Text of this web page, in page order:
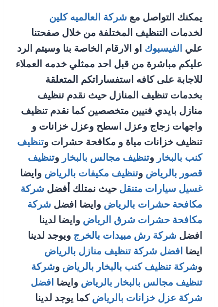
يمكنك التواصل مع شركة العالميه كلين
لخدمات التنظيف المختلفة من خلال صفحتنا
علي الفيسبوك او الارقام الخاصة بنا وسيتم الرد
عليكم مباشرة من قبل احد ممثلي خدمه العملاء
للاجابة على كافه استفساراتكم المتعلقة
بخدمات تنظيف المنازل حيث نقدم تنظيف
منازل بايدي فنيين متخصصين كما نقدم تنظيف
واجهات زجاج وعزل اسطح وعزل خزانات و
تنظيف خزانات مياة و مكافحة حشرات وتنظيف
كنب بالبخار وتنظيف مجالس بالبخار وتنظيف
قصور بالرياض وتنظيف مكيفات بالرياض وايضا
غسيل سيارات متنقل حيث نمتلك أفضل شركة
مكافحة حشرات بالرياض وايضا افضل شركة
مكافحة حشرات شرق الرياض وايضا لدينا
افضل شركة رش مبيدات بالخرج ويوجد لدينا
ايضا
افضل شركة تنظيف منازل بالرياض
وشركة تنظيف كنب بالبخار بالرياض وشركة
تنظيف مجالس بالبخار بالرياض وايضا
افضل
شركة عزل خزانات بالرياض كما يوجد لدينا